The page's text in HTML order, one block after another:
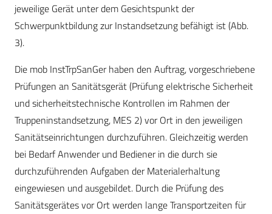
jeweilige Gerät unter dem Gesichtspunkt der
Schwerpunktbildung zur Instandsetzung befähigt ist (Abb.
3).
Die mob InstTrpSanGer haben den Auftrag, vorgeschriebene
Prüfungen an Sanitätsgerät (Prüfung elektrische Sicherheit
und sicherheitstechnische Kontrollen im Rahmen der
Truppeninstandsetzung, MES 2) vor Ort in den jeweiligen
Sanitätseinrichtungen durchzuführen. Gleichzeitig werden
bei Bedarf Anwender und Bediener in die durch sie
durchzuführenden Aufgaben der Materialerhaltung
eingewiesen und ausgebildet. Durch die Prüfung des
Sanitätsgerätes vor Ort werden lange Transportzeiten für